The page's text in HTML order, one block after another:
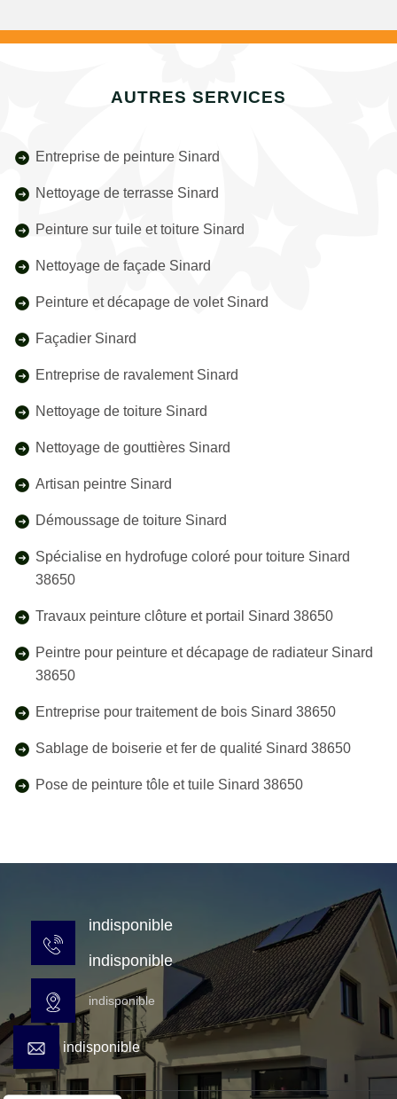
AUTRES SERVICES
Entreprise de peinture Sinard
Nettoyage de terrasse Sinard
Peinture sur tuile et toiture Sinard
Nettoyage de façade Sinard
Peinture et décapage de volet Sinard
Façadier Sinard
Entreprise de ravalement Sinard
Nettoyage de toiture Sinard
Nettoyage de gouttières Sinard
Artisan peintre Sinard
Démoussage de toiture Sinard
Spécialise en hydrofuge coloré pour toiture Sinard
38650
Travaux peinture clôture et portail Sinard 38650
Peintre pour peinture et décapage de radiateur Sinard
38650
Entreprise pour traitement de bois Sinard 38650
Sablage de boiserie et fer de qualité Sinard 38650
Pose de peinture tôle et tuile Sinard 38650
indisponible
indisponible
indisponible
indisponible